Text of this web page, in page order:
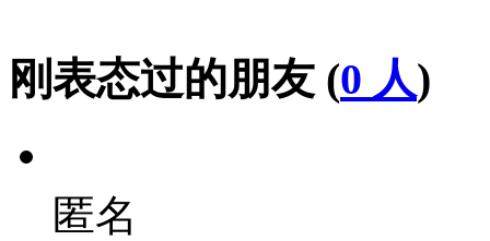
刚表态过的朋友 (0 人)
匿名